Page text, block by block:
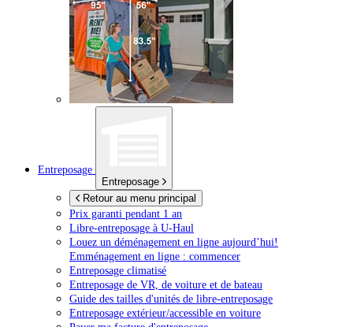
Entreposage
Entreposage
Retour au menu principal
Prix garanti pendant 1 an
Libre-entreposage à U-Haul
Louez un déménagement en ligne aujourd’hui!
Emménagement en ligne : commencer
Entreposage climatisé
Entreposage de VR, de voiture et de bateau
Guide des tailles d'unités de libre-entreposage
Entreposage extérieur/accessible en voiture